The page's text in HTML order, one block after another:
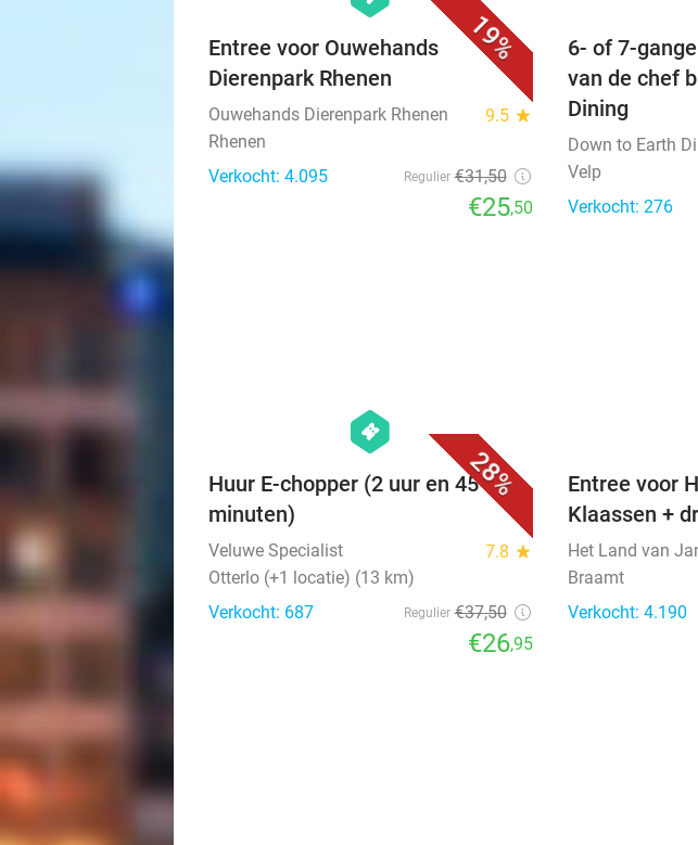
19%
Entree voor Ouwehands
Dierenpark Rhenen
Ouwehands Dierenpark Rhenen 9.5 star
Rhenen
Verkocht: 4.095
Regulier €31,50
€25,50
6- of 7-
van de chef
Dining
Down to Earth
Velp
Verkocht: 276
28%
hexagon
events
Huur E-chopper (2 uur en 45
minuten)
Veluwe Specialist 7.8 star
Otterlo (+1 locatie) (13 km)
Verkocht: 687
Regulier €37,50
€26,95
Entree voor
Klaassen +
Het Land van
Braamt
Verkocht: 4.190